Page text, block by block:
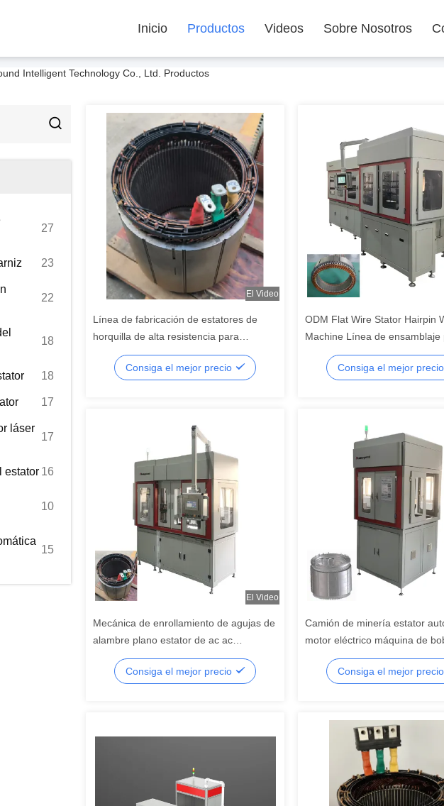
Inicio Productos Videos Sobre Nosotros
Intelligent Technology Co., Ltd. Productos
27
23
22
18
18
17
láser
17
estator 16
10
15
El Video
Línea de fabricación de estatores de
horquilla de alta resistencia para
camiones mineros grandes
Consiga el mejor precio
ODM Flat Wire Stator Hairpin
Machine Línea de ensamblaje
motores de vehículos
Consiga el mejor precio
El Video
Mecánica de enrollamiento de agujas de
alambre plano estator de ac ac
acondicionador
Consiga el mejor precio
Camión de minería estator
motor eléctrico máquina de
pantalla táctil personalizada
Consiga el mejor precio